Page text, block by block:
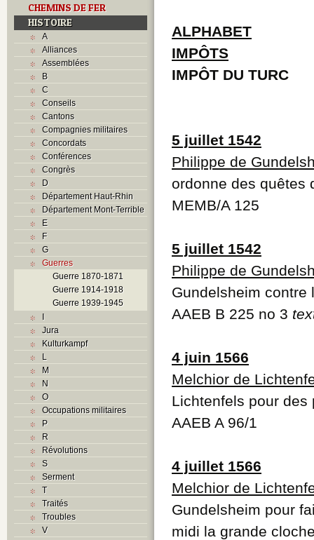
CHEMINS DE FER
HISTOIRE
A
Alliances
Assemblées
B
C
Conseils
Cantons
Compagnies militaires
Concordats
Conférences
Congrès
D
Département Haut-Rhin
Département Mont-Terrible
E
F
G
Guerres
Guerre 1870-1871
Guerre 1914-1918
Guerre 1939-1945
I
Jura
Kulturkampf
L
M
N
O
Occupations militaires
P
R
Révolutions
S
Serment
T
Traités
Troubles
V
ALPHABET
IMPÔTS
IMPÔT DU TURC
5 juillet 1542
Philippe de
ordonne des quêtes
MEMB/A 125
5 juillet 1542
Philippe de
Gundelsheim contre
AAEB B 225 no 3
4 juin 1566
Melchior de
Lichtenfels pour des
AAEB A 96/1
4 juillet 1566
Melchior de
Gundelsheim pour
midi la grande